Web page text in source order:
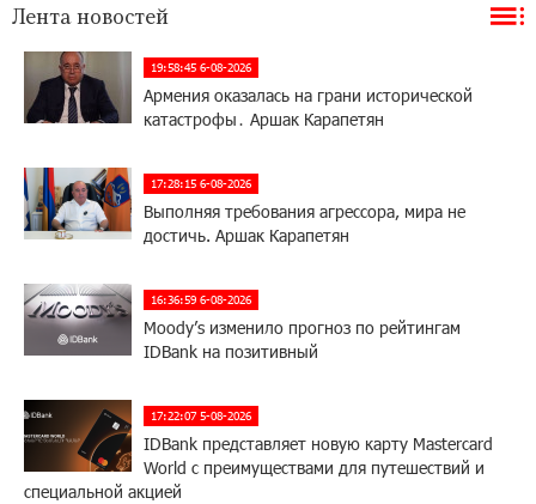
Лента новостей
19:58:45 6-08-2026
Армения оказалась на грани исторической
катастрофы․ Аршак Карапетян
17:28:15 6-08-2026
Выполняя требования агрессора, мира не
достичь. Аршак Карапетян
16:36:59 6-08-2026
Moody’s изменило прогноз по рейтингам
IDBank на позитивный
17:22:07 5-08-2026
IDBank представляет новую карту Mastercard
World с преимуществами для путешествий и
специальной акцией